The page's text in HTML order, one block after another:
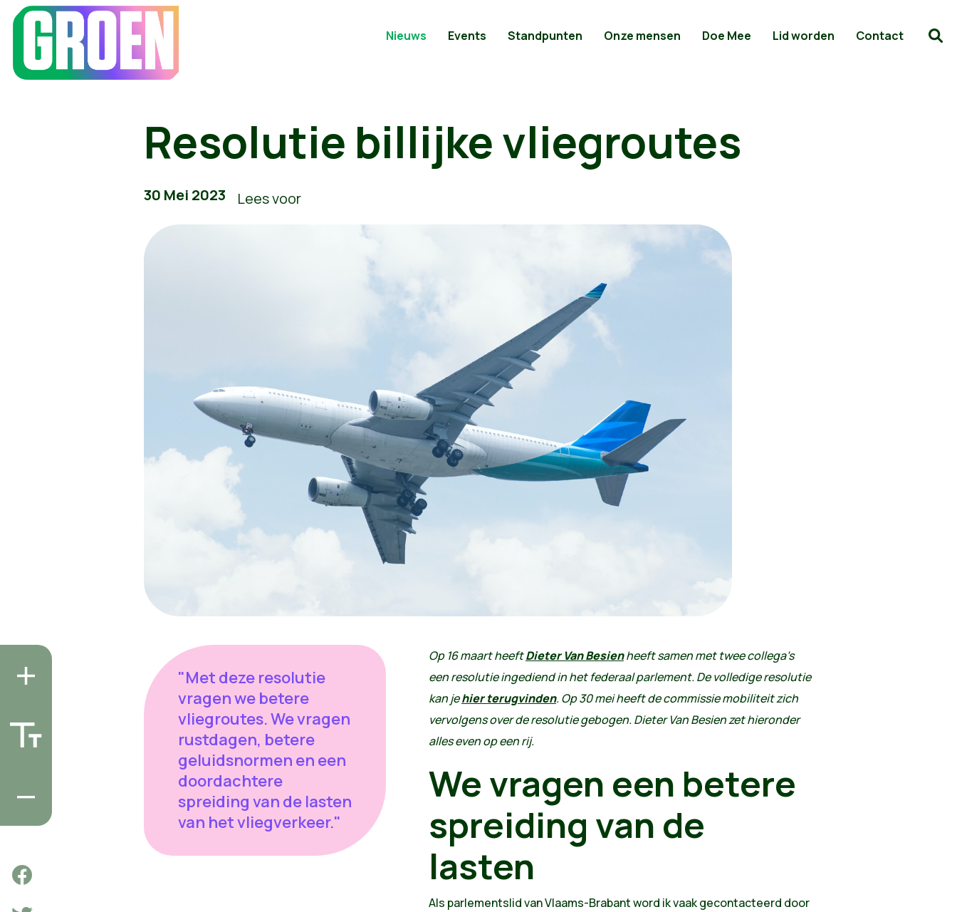
Nieuws Events Standpunten Onze mensen Doe Mee Lid worden Contact
Resolutie billijke vliegroutes
30 Mei 2023 Lees voor
"Met deze resolutie
vragen we betere
vliegroutes. We vragen
rustdagen, betere
geluidsnormen en een
doordachtere
spreiding van de lasten
van het vliegverkeer."
Op 16 maart heeftDieter Van Besienheeft samen met twee collega's
een resolutie ingediend in het federaal parlement. De volledige resolutie
kan jehier terugvinden. Op 30 mei heeft de commissie mobiliteit zich
vervolgens over de resolutie gebogen. Dieter Van Besien zet hieronder
alles even op een rij.
We vragen een betere
spreiding van de
lasten
Als parlementslid van Vlaams-Brabant word ik vaak gecontacteerd door